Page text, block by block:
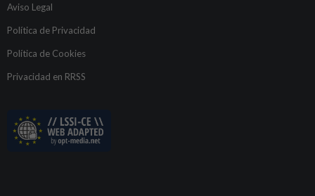
Aviso Legal
Política de Privacidad
Política de Cookies
Privacidad en RRSS